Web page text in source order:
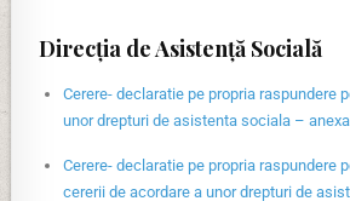
Direcția de Asistență Socială
Cerere- declaratie pe propria raspundere
unor drepturi de asistenta sociala –
Cerere- declaratie pe propria raspundere
cererii de acordare a unor drepturi de